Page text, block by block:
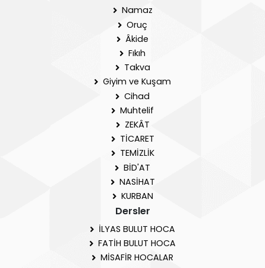
Namaz
Oruç
Âkide
Fıkıh
Takva
Giyim ve Kuşam
Cihad
Muhtelif
ZEKÂT
TİCARET
TEMİZLİK
BİD'AT
NASİHAT
KURBAN
Dersler
İLYAS BULUT HOCA
FATİH BULUT HOCA
MİSAFİR HOCALAR